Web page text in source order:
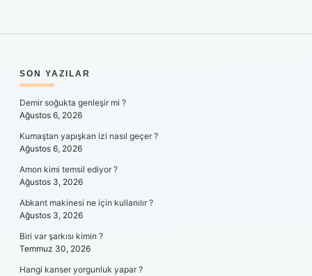
SIDEBAR
SON YAZILAR
Demir soğukta genleşir mi ?
Ağustos 6, 2026
Kumaştan yapışkan izi nasıl geçer ?
Ağustos 6, 2026
Amon kimi temsil ediyor ?
Ağustos 3, 2026
Abkant makinesi ne için kullanılır ?
Ağustos 3, 2026
Biri var şarkısı kimin ?
Temmuz 30, 2026
Hangi kanser yorgunluk yapar ?